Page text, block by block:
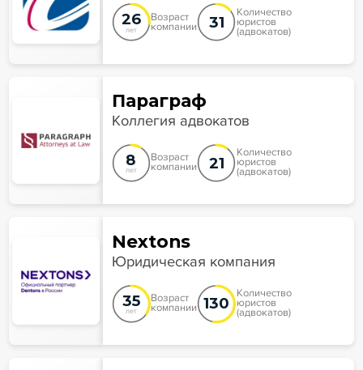
26
лет
Возраст
компании 31
Количество
юристов
(адвокатов)
Параграф
Коллегия адвокатов
8
лет
Возраст
компании 21
Количество
юристов
(адвокатов)
Nextons
Юридическая компания
35
лет
Возраст
компании 130
Количество
юристов
(адвокатов)